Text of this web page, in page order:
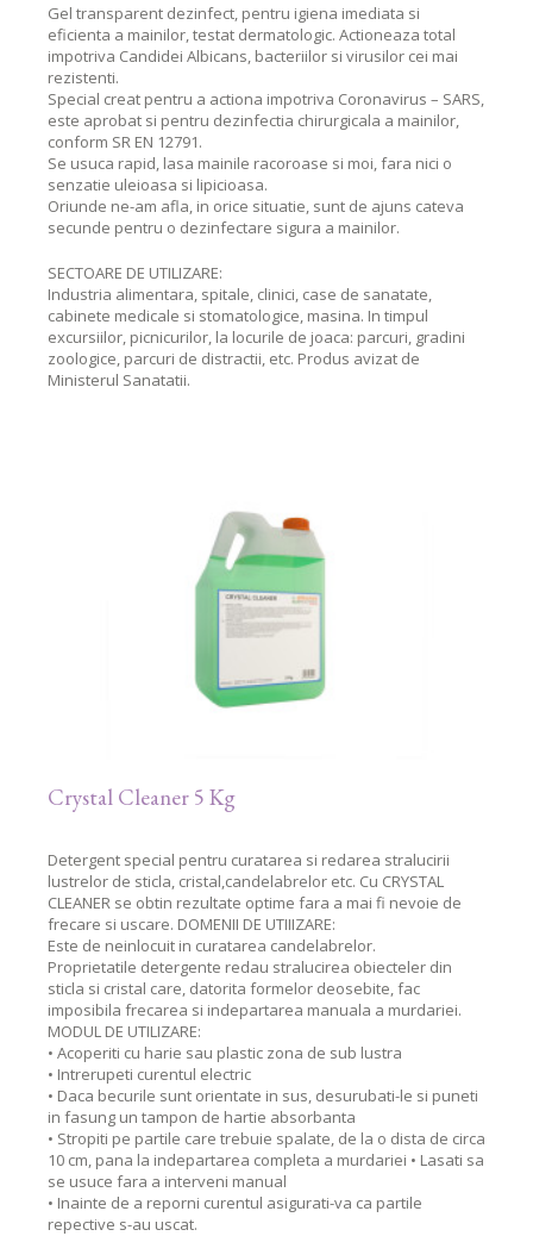
Gel transparent dezinfect, pentru igiena imediata si
eficienta a mainilor, testat dermatologic. Actioneaza total
impotriva Candidei Albicans, bacteriilor si virusilor cei mai
rezistenti.
Special creat pentru a actiona impotriva Coronavirus – SARS,
este aprobat si pentru dezinfectia chirurgicala a mainilor,
conform SR EN 12791.
Se usuca rapid, lasa mainile racoroase si moi, fara nici o
senzatie uleioasa si lipicioasa.
Oriunde ne-am afla, in orice situatie, sunt de ajuns cateva
secunde pentru o dezinfectare sigura a mainilor.
SECTOARE DE UTILIZARE:
Industria alimentara, spitale, clinici, case de sanatate,
cabinete medicale si stomatologice, masina. In timpul
excursiilor, picnicurilor, la locurile de joaca: parcuri, gradini
zoologice, parcuri de distractii, etc. Produs avizat de
Ministerul Sanatatii.
Crystal Cleaner 5 Kg
Detergent special pentru curatarea si redarea stralucirii
lustrelor de sticla, cristal,candelabrelor etc. Cu CRYSTAL
CLEANER se obtin rezultate optime fara a mai fi nevoie de
frecare si uscare. DOMENII DE UTIIIZARE:
Este de neinlocuit in curatarea candelabrelor.
Proprietatile detergente redau stralucirea obiecteler din
sticla si cristal care, datorita formelor deosebite, fac
imposibila frecarea si indepartarea manuala a murdariei.
MODUL DE UTILIZARE:
• Acoperiti cu harie sau plastic zona de sub lustra
• Intrerupeti curentul electric
• Daca becurile sunt orientate in sus, desurubati-le si puneti
in fasung un tampon de hartie absorbanta
• Stropiti pe partile care trebuie spalate, de la o dista de circa
10 cm, pana la indepartarea completa a murdariei • Lasati sa
se usuce fara a interveni manual
• Inainte de a reporni curentul asigurati-va ca partile
repective s-au uscat.